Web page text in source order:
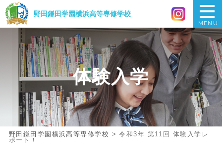
野田鎌田学園横浜高等専修学校
MENU
体験入学
野田鎌田学園横浜高等専修学校 >令和3年 第11回 体験入学レ
ポート！